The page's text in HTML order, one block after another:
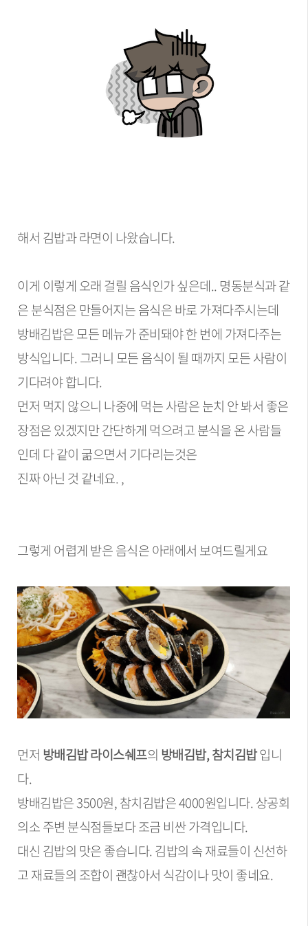
해서 김밥과 라면이 나왔습니다.
이게 이렇게 오래 걸릴 음식인가 싶은데.. 명동분식과 같
은 분식점은 만들어지는 음식은 바로 가져다주시는데
방배김밥은 모든 메뉴가 준비돼야 한 번에 가져다주는
방식입니다. 그러니 모든 음식이 될 때까지 모든 사람이
기다려야 합니다.
먼저 먹지 않으니 나중에 먹는 사람은 눈치 안 봐서 좋은
장점은 있겠지만 간단하게 먹으려고 분식을 온 사람들
인데 다 같이 굶으면서 기다리는것은
진짜 아닌 것 같네요. ,
그렇게 어렵게 받은 음식은 아래에서 보여드릴게요
먼저 방배김밥 라이스쉐프의 방배김밥, 참치김밥입니
다.
방배김밥은 3500원, 참치김밥은 4000원입니다. 상공회
의소 주변 분식점들보다 조금 비싼 가격입니다.
대신 김밥의 맛은 좋습니다. 김밥의 속 재료들이 신선하
고 재료들의 조합이 괜찮아서 식감이나 맛이 좋네요.